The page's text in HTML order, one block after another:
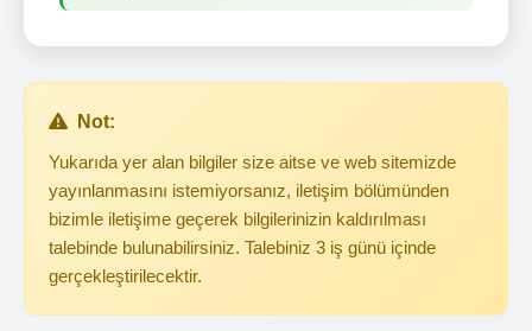
Not:
Yukarıda yer alan bilgiler size aitse ve web sitemizde
yayınlanmasını istemiyorsanız, iletişim bölümünden
bizimle iletişime geçerek bilgilerinizin kaldırılması
talebinde bulunabilirsiniz. Talebiniz 3 iş günü içinde
gerçekleştirilecektir.